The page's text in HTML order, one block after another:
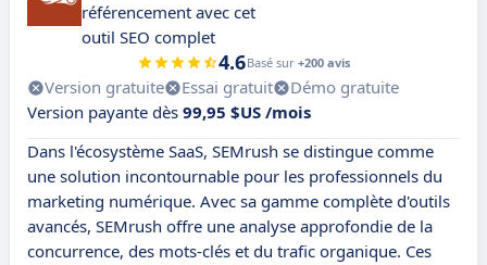
référencement avec cet
outil SEO complet
4.6Basé sur +200 avis
Version gratuite Essai gratuit
Démo gratuite
Version payante dès 99,95 $US /mois
Dans l'écosystème SaaS, SEMrush se distingue comme
une solution incontournable pour les professionnels du
marketing numérique. Avec sa gamme complète d'outils
avancés, SEMrush offre une analyse approfondie de la
concurrence, des mots-clés et du trafic organique. Ces